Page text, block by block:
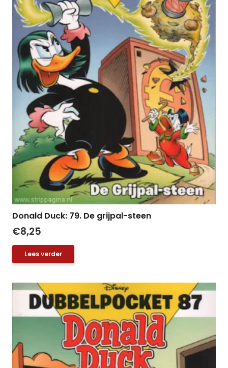
Donald Duck: 79. De grijpal-steen
€8,25
Lees verder